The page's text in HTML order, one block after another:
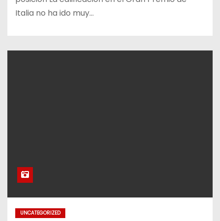
Italia no ha ido muy…
UNCATEGORIZED